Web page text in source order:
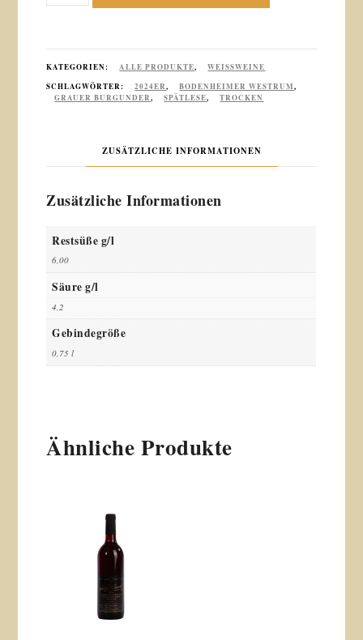
Westrum
Burgunder
Spätlese
trocken
Menge
KATEGORIEN: ALLE PRODUKTE,
WEISSWEINE
SCHLAGWÖRTER:
2024ER, BODENHEIMER WESTRUM,
GRAUER BURGUNDER, SPÄTLESE, TROCKEN
ZUSÄTZLICHE INFORMATIONEN
Zusätzliche Informationen
Restsüße g/l
6,00
Säure g/l
4,2
Gebindegröße
0,75 l
Ähnliche Produkte